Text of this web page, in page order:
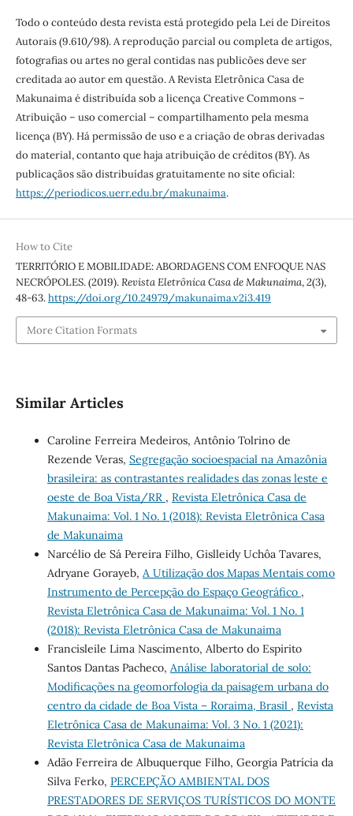
Todo o conteúdo desta revista está protegido pela Lei de Direitos
Autorais (9.610/98). A reprodução parcial ou completa de artigos,
fotografias ou artes no geral contidas nas publicões deve ser
creditada ao autor em questão. A Revista Eletrônica Casa de
Makunaima é distribuída sob a licença Creative Commons –
Atribuição – uso comercial – compartilhamento pela mesma
licença (BY). Há permissão de uso e a criação de obras derivadas
do material, contanto que haja atribuição de créditos (BY). As
publicaçãos são distribuídas gratuitamente no site oficial:
https://periodicos.uerr.edu.br/makunaima.
How to Cite
TERRITÓRIO E MOBILIDADE: ABORDAGENS COM ENFOQUE NAS
NECRÓPOLES. (2019).Revista Eletrônica Casa de Makunaima,2(3),
48-63.https://doi.org/10.24979/makunaima.v2i3.419
More Citation Formats
Similar Articles
Caroline Ferreira Medeiros, Antônio Tolrino de
Rezende Veras, Segregação socioespacial na Amazônia
brasileira: as contrastantes realidades das zonas leste e
oeste de Boa Vista/RR , Revista Eletrônica Casa de
Makunaima: Vol. 1 No. 1 (2018): Revista Eletrônica Casa
de Makunaima
Narcélio de Sá Pereira Filho, Gislleidy Uchôa Tavares,
Adryane Gorayeb, A Utilização dos Mapas Mentais como
Instrumento de Percepção do Espaço Geográfico ,
Revista Eletrônica Casa de Makunaima: Vol. 1 No. 1
(2018): Revista Eletrônica Casa de Makunaima
Francisleile Lima Nascimento, Alberto do Espirito
Santos Dantas Pacheco, Análise laboratorial de solo:
Modificações na geomorfologia da paisagem urbana do
centro da cidade de Boa Vista – Roraima, Brasil , Revista
Eletrônica Casa de Makunaima: Vol. 3 No. 1 (2021):
Revista Eletrônica Casa de Makunaima
Adão Ferreira de Albuquerque Filho, Georgia Patrícia da
Silva Ferko, PERCEPÇÃO AMBIENTAL DOS
PRESTADORES DE SERVIÇOS TURÍSTICOS DO MONTE